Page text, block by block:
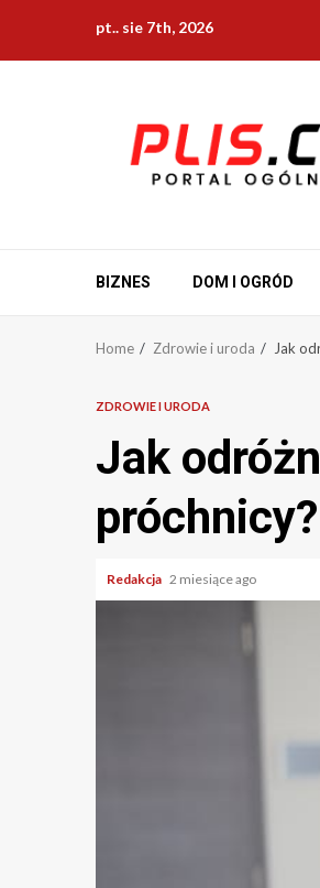
content
pt.. sie 7th, 2026
BIZNES DOM I OGRÓD
Home Zdrowie i uroda Jak
ZDROWIE I URODA
Jak
próchnicy?
Redakcja 2 miesiące ago